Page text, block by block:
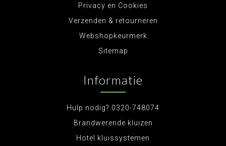
Privacy en Cookies
Verzenden & retourneren
Webshopkeurmerk
Sitemap
Informatie
Hulp nodig? 0320-748074
Brandwerende kluizen
Hotel kluissystemen